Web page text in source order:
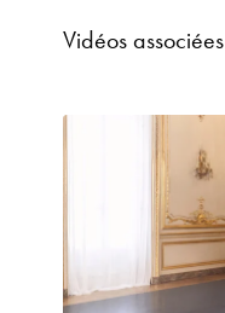
Vidéos associées